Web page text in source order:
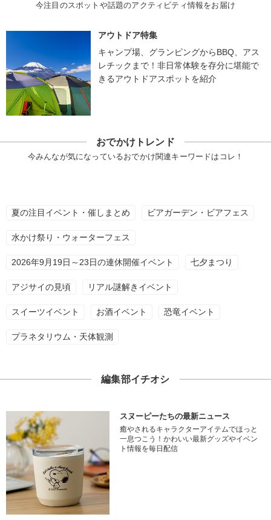
今注目のスポットや話題のアクティビティ情報をお届け
アウトドア特集
キャンプ場、グランピングからBBQ、アス
レチックまで！非日常体験を存分に堪能で
きるアウトドアスポットを紹介
おでかけトレンド
今みんなが気になっているおでかけ関連キーワードはコレ！
夏の注目イベント・催しまとめ ビアガーデン・ビアフェス
水かけ祭り・ウォーターフェス
2026年9月19日～23日の連休開催イベント 七夕まつり
アジサイの見頃 リアル謎解きイベント
スイーツイベント お酒イベント 恐竜イベント
プラネタリウム・天体観測
編集部イチオシ
スヌーピーたちの最新ニュース
癒やされるキャラクターアイテムでほっと
一息つこう！かわいい最新グッズやイベン
ト情報を毎日配信